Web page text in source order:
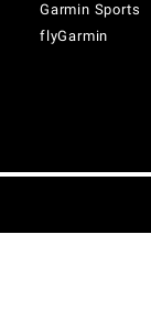
Garmin Sports
flyGarmin